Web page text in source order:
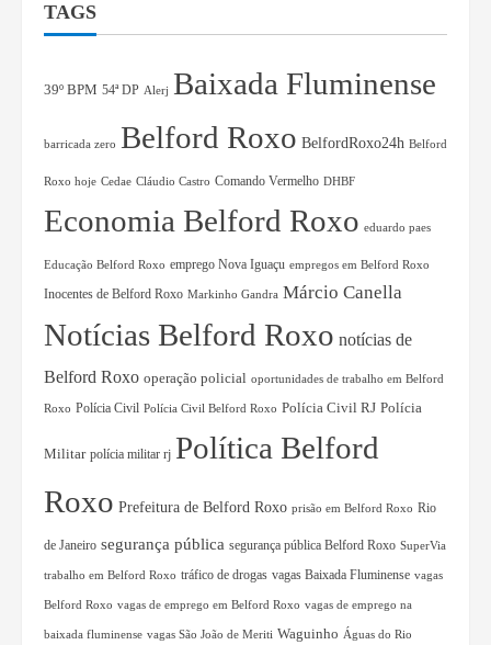
TAGS
39º BPM 54ª DP Alerj Baixada Fluminense
barricada zero Belford Roxo BelfordRoxo24h Belford
Roxo hoje Cedae Cláudio Castro Comando Vermelho DHBF
Economia Belford Roxo eduardo paes
Educação Belford Roxo emprego Nova Iguaçu empregos em Belford Roxo
Inocentes de Belford Roxo Markinho Gandra Márcio Canella
Notícias Belford Roxo notícias de
Belford Roxo operação policial oportunidades de trabalho em Belford
Roxo Polícia Civil Polícia Civil Belford Roxo Polícia Civil RJ Polícia
Militar polícia militar rj Política Belford
Roxo Prefeitura de Belford Roxo prisão em Belford Roxo Rio
de Janeiro segurança pública segurança pública Belford Roxo SuperVia
trabalho em Belford Roxo tráfico de drogas vagas Baixada Fluminense vagas
Belford Roxo vagas de emprego em Belford Roxo vagas de emprego na
baixada fluminense vagas São João de Meriti Waguinho Águas do Rio